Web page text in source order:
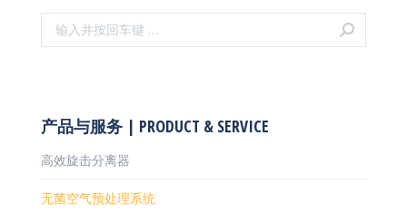
Search:
产品与服务 | PRODUCT & SERVICE
高效旋击分离器
无菌空气预处理系统